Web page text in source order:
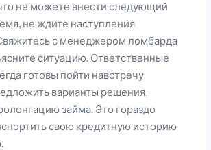
не можете внести следующий
не ждите наступления
с менеджером ломбарда
ситуацию. Ответственные
готовы пойти навстречу
варианты решения,
займа. Это гораздо
свою кредитную историю